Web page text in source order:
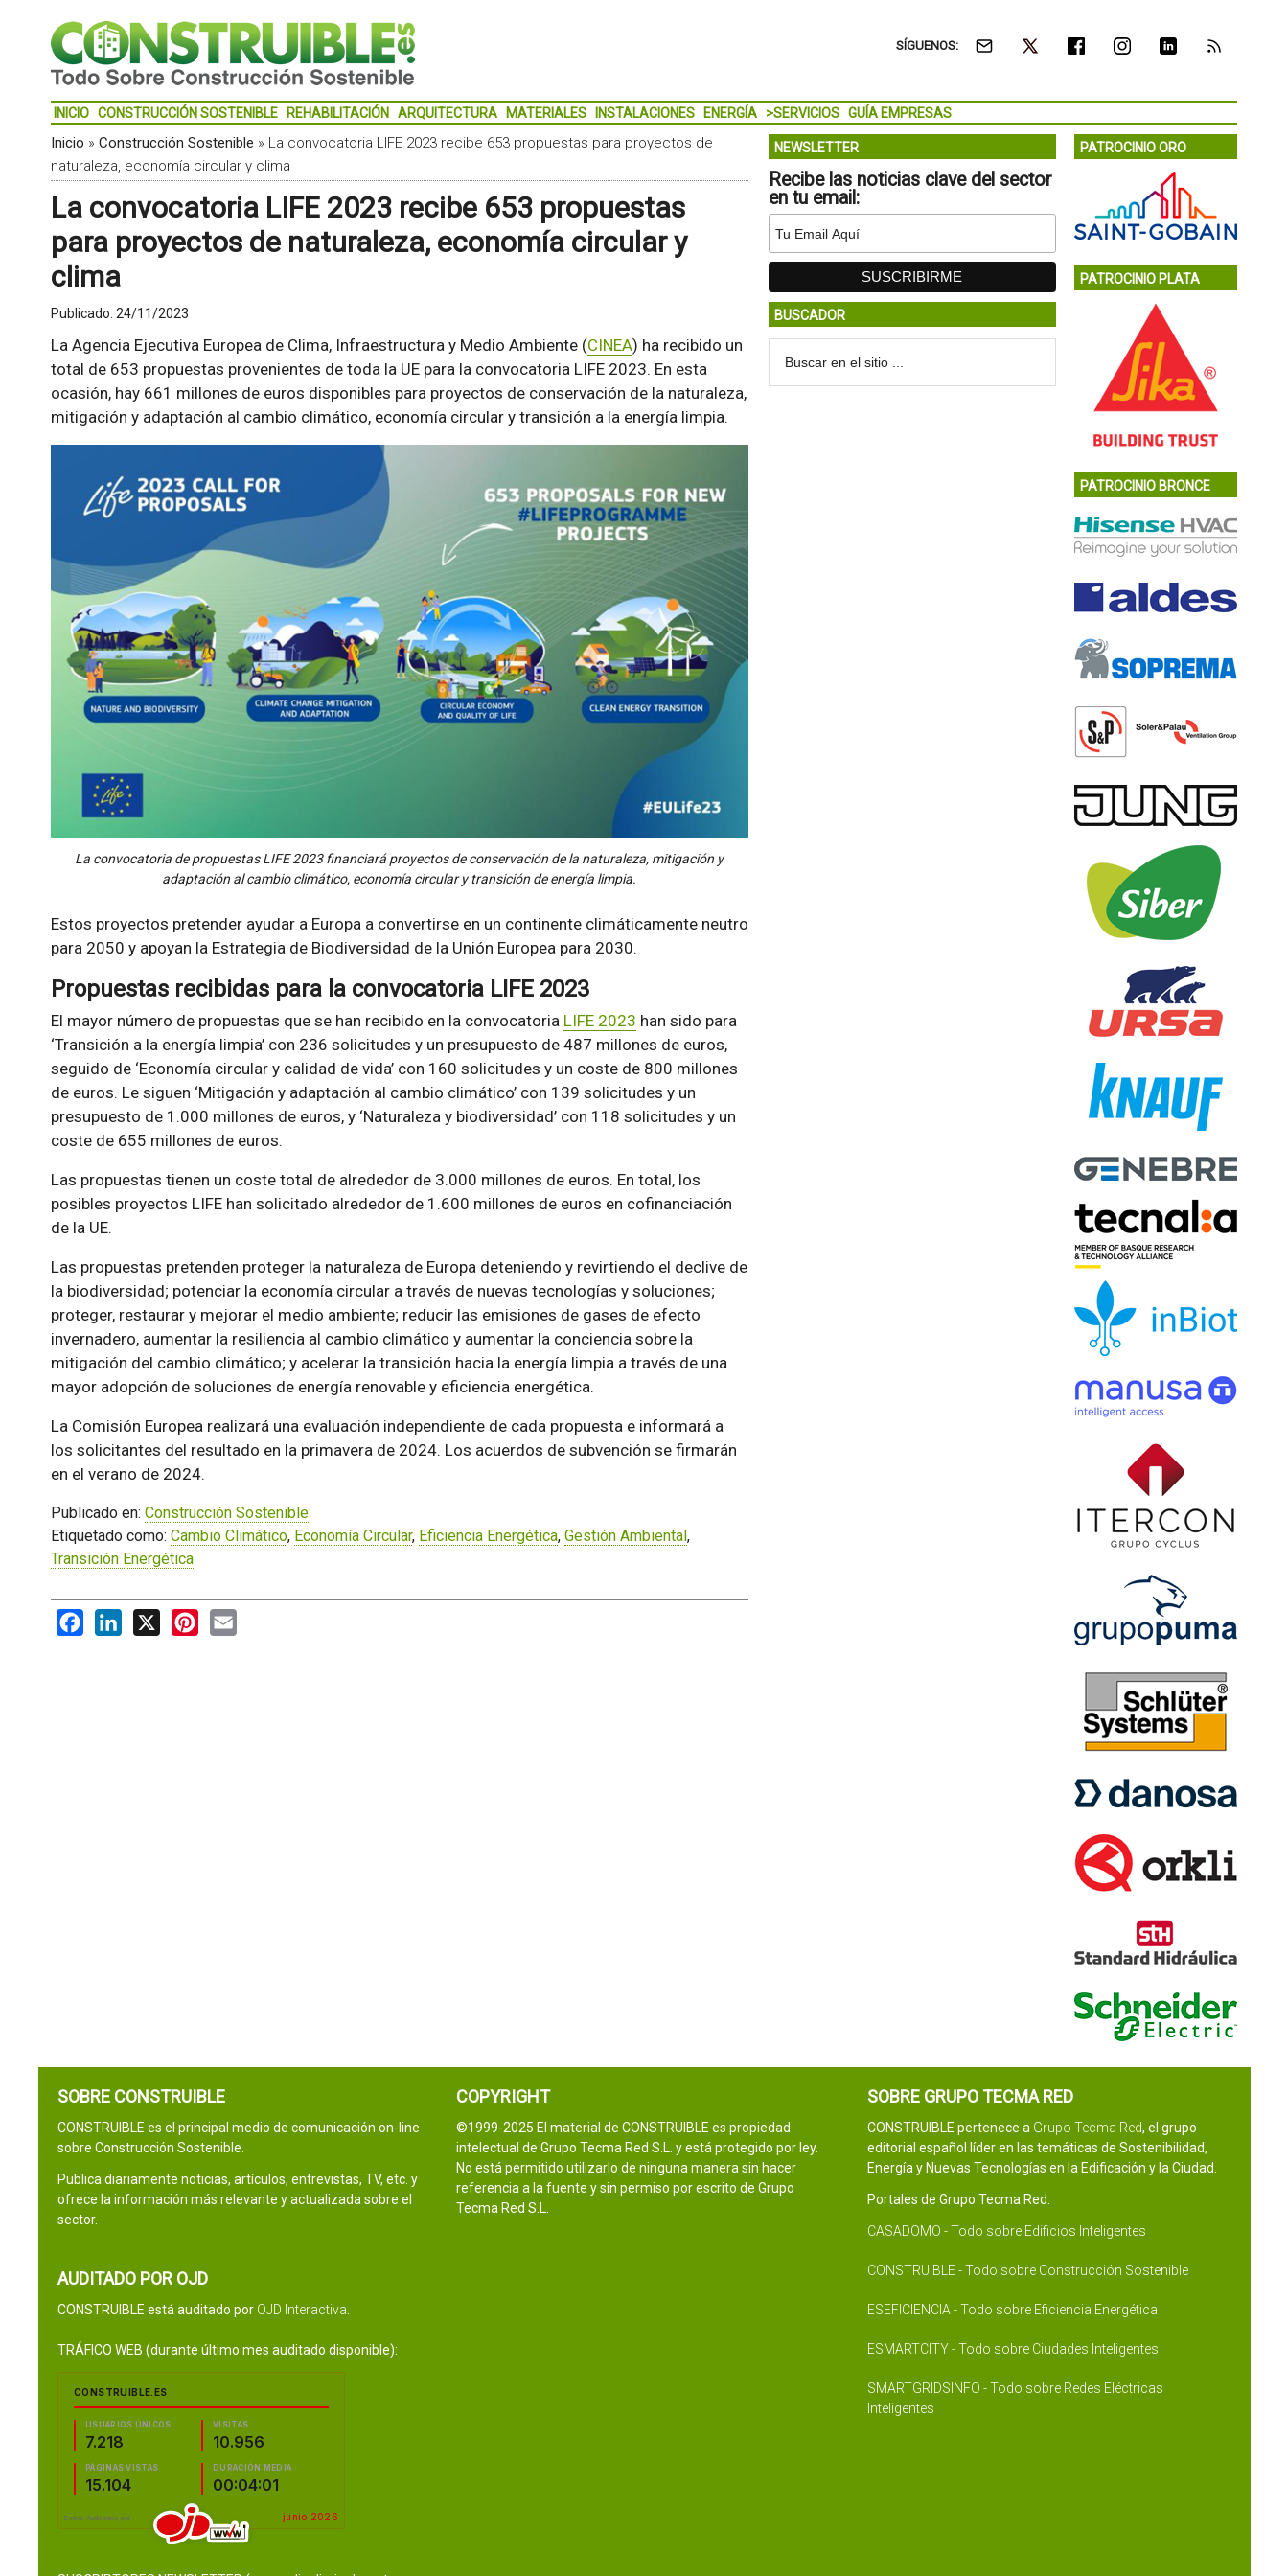
SÍGUENOS:
INICIO CONSTRUCCIÓN SOSTENIBLE REHABILITACIÓN ARQUITECTURA MATERIALES INSTALACIONES ENERGÍA >SERVICIOS GUÍA EMPRESAS
Inicio » Construcción Sostenible » La convocatoria LIFE 2023 recibe 653 propuestas para proyectos de
naturaleza, economía circular y clima
La convocatoria LIFE 2023 recibe 653 propuestas
para proyectos de naturaleza, economía circular y
clima
Publicado: 24/11/2023
La Agencia Ejecutiva Europea de Clima, Infraestructura y Medio Ambiente (CINEA) ha recibido un
total de 653 propuestas provenientes de toda la UE para la convocatoria LIFE 2023. En esta
ocasión, hay 661 millones de euros disponibles para proyectos de conservación de la naturaleza,
mitigación y adaptación al cambio climático, economía circular y transición a la energía limpia.
La convocatoria de propuestas LIFE 2023 financiará proyectos de conservación de la naturaleza, mitigación y
adaptación al cambio climático, economía circular y transición de energía limpia.
Estos proyectos pretender ayudar a Europa a convertirse en un continente climáticamente neutro
para 2050 y apoyan la Estrategia de Biodiversidad de la Unión Europea para 2030.
Propuestas recibidas para la convocatoria LIFE 2023
El mayor número de propuestas que se han recibido en la convocatoria LIFE 2023 han sido para
‘Transición a la energía limpia’ con 236 solicitudes y un presupuesto de 487 millones de euros,
seguido de ‘Economía circular y calidad de vida’ con 160 solicitudes y un coste de 800 millones
de euros. Le siguen ‘Mitigación y adaptación al cambio climático’ con 139 solicitudes y un
presupuesto de 1.000 millones de euros, y ‘Naturaleza y biodiversidad’ con 118 solicitudes y un
coste de 655 millones de euros.
Las propuestas tienen un coste total de alrededor de 3.000 millones de euros. En total, los
posibles proyectos LIFE han solicitado alrededor de 1.600 millones de euros en cofinanciación
de la UE.
Las propuestas pretenden proteger la naturaleza de Europa deteniendo y revirtiendo el declive de
la biodiversidad; potenciar la economía circular a través de nuevas tecnologías y soluciones;
proteger, restaurar y mejorar el medio ambiente; reducir las emisiones de gases de efecto
invernadero, aumentar la resiliencia al cambio climático y aumentar la conciencia sobre la
mitigación del cambio climático; y acelerar la transición hacia la energía limpia a través de una
mayor adopción de soluciones de energía renovable y eficiencia energética.
La Comisión Europea realizará una evaluación independiente de cada propuesta e informará a
los solicitantes del resultado en la primavera de 2024. Los acuerdos de subvención se firmarán
en el verano de 2024.
Publicado en: Construcción Sostenible
Etiquetado como: Cambio Climático, Economía Circular, Eficiencia Energética, Gestión Ambiental,
Transición Energética
FacebookLinkedIn
X PinterestEmail
NEWSLETTER
Recibe las noticias clave del sector
en tu email:
BUSCADOR
PATROCINIO ORO
PATROCINIO PLATA
PATROCINIO BRONCE
SOBRE CONSTRUIBLE
CONSTRUIBLE es el principal medio de comunicación on-line
sobre Construcción Sostenible.
Publica diariamente noticias, artículos, entrevistas, TV, etc. y
ofrece la información más relevante y actualizada sobre el
sector.
AUDITADO POR OJD
CONSTRUIBLE está auditado por OJD Interactiva
TRÁFICO WEB (durante último mes auditado disponible):
COPYRIGHT
©1999-2025 El material de CONSTRUIBLE es propiedad
intelectual de Grupo Tecma Red S.L. y está protegido por ley.
No está permitido utilizarlo de ninguna manera sin hacer
referencia a la fuente y sin permiso por escrito de Grupo
Tecma Red S.L.
SOBRE GRUPO TECMA RED
CONSTRUIBLE pertenece a Grupo Tecma Red, el grupo
editorial español líder en las temáticas de Sostenibilidad,
Energía y Nuevas Tecnologías en la Edificación y la Ciudad.
Portales de Grupo Tecma Red:
CASADOMO - Todo sobre Edificios Inteligentes
CONSTRUIBLE - Todo sobre Construcción Sostenible
ESEFICIENCIA - Todo sobre Eficiencia Energética
ESMARTCITY - Todo sobre Ciudades Inteligentes
SMARTGRIDSINFO - Todo sobre Redes Eléctricas
Inteligentes